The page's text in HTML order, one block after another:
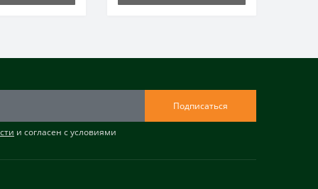
Подписаться
и согласен с условиями